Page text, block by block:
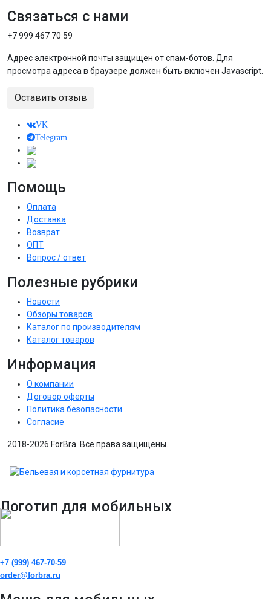
Связаться с нами
+7 999 467 70 59
Адрес электронной почты защищен от спам-ботов. Для
просмотра адреса в браузере должен быть включен Javascript.
Оставить отзыв
VK
Telegram
Помощь
Оплата
Доставка
Возврат
ОПТ
Вопрос / ответ
Полезные рубрики
Новости
Обзоры товаров
Каталог по производителям
Каталог товаров
Информация
О компании
Договор оферты
Политика безопасности
Согласие
2018-2026 ForBra. Все права защищены.
Логотип для мобильных
+7 (999) 467-70-59
order@forbra.ru